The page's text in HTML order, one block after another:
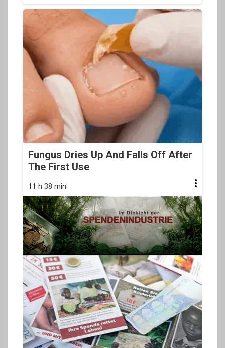
Fungus Dries Up And Falls Off After
The First Use
11 h 38 min